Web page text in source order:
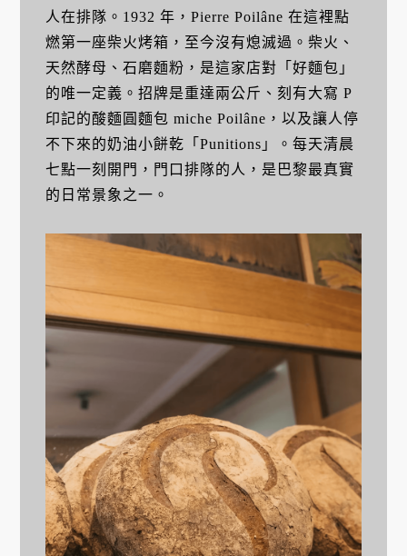
人在排隊。1932 年，Pierre Poilâne 在這裡點
燃第一座柴火烤箱，至今沒有熄滅過。柴火、
天然酵母、石磨麵粉，是這家店對「好麵包」
的唯一定義。招牌是重達兩公斤、刻有大寫 P
印記的酸麵圓麵包 miche Poilâne，以及讓人停
不下來的奶油小餅乾「Punitions」。每天清晨
七點一刻開門，門口排隊的人，是巴黎最真實
的日常景象之一。